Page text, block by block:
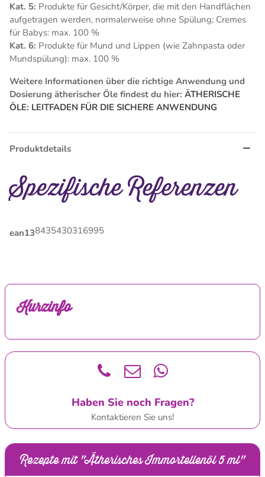
Kat. 5: Produkte für Gesicht/Körper, die mit den Handflächen
aufgetragen werden, normalerweise ohne Spülung; Cremes
für Babys: max. 100 %
Kat. 6: Produkte für Mund und Lippen (wie Zahnpasta oder
Mundspülung): max. 100 %
Weitere Informationen über die richtige Anwendung und
Dosierung ätherischer Öle findest du hier: ÄTHERISCHE
ÖLE: LEITFADEN FÜR DIE SICHERE ANWENDUNG
Produktdetails
Spezifische Referenzen
ean138435430316995
Kurzinfo
Haben Sie noch Fragen?
Kontaktieren Sie uns!
Rezepte mit "Ätherisches Immortellenöl 5 ml"